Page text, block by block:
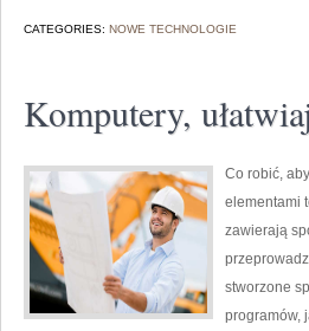
CATEGORIES: NOWE TECHNOLOGIE
Komputery,
Co robić,
elementami
zawierają
stworzone
programów,